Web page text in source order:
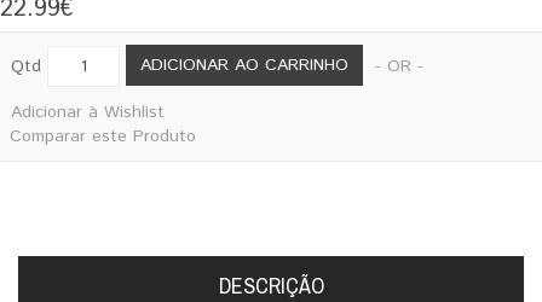
22.99€
Qtd ADICIONAR AO CARRINHO
- OR -
Adicionar à Wishlist
Comparar este Produto
DESCRIÇÃO